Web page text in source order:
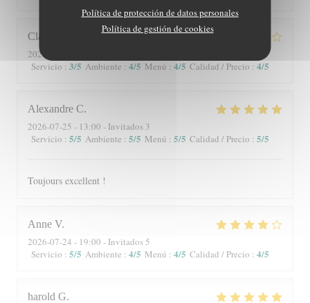
Política de protección de datos personales
Política de gestión de cookies
Claire
2026-07-25
Servicio : 3/5 Ambiente : 4/5 Menú : 4/5 Calidad / Precio : 4/5
Alexandre C
2026-07-25 - 13:00 - Invitados 3
Servicio : 5/5 Ambiente : 5/5 Menú : 5/5 Calidad / Precio : 5/5
Toujours excellent !
Anne V
2026-07-24 - 19:00 - Invitados 5
Servicio : 5/5 Ambiente : 4/5 Menú : 4/5 Calidad / Precio : 4/5
harold G